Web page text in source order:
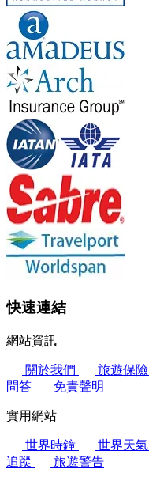
快速連結
網站資訊
關於我們 旅遊保險
問答
免責聲明
實用網站
世界時鐘 世界天氣
追蹤
旅遊警告